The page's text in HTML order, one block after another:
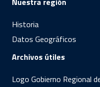
Historia
Datos Geográficos
Archivos útiles
Logo Gobierno Regional